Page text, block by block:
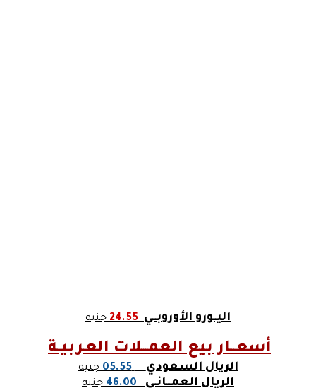
اليــورو الأوروبـــي 24.55جنيه
أسعـــار بيع العمـــلات العـربيــة
الريال السعودي 05.55جنيه
الريال العمـــانــي 46.00جنيه